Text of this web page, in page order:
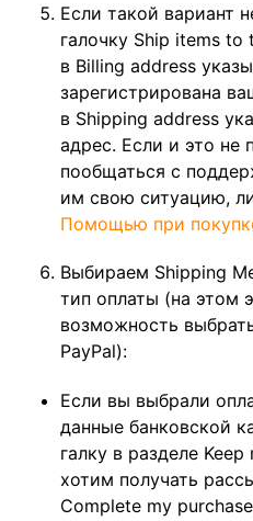
Если такой вариант
галочку Ship items
в Billing address
зарегистрирована
в Shipping address
адрес. Если и это не
пообщаться с
им свою ситуацию,
Помощью при
Выбираем Shipping
тип оплаты (на этом
возможность
PayPal):
Если вы выбрали
данные банковской
галку в разделе
хотим получать
Complete my